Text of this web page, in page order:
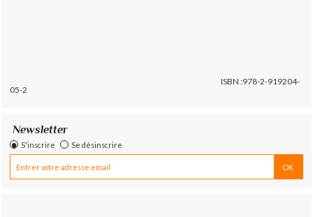
ISBN :978-2-919204-
05-2
Newsletter
S'inscrire Se désinscrire